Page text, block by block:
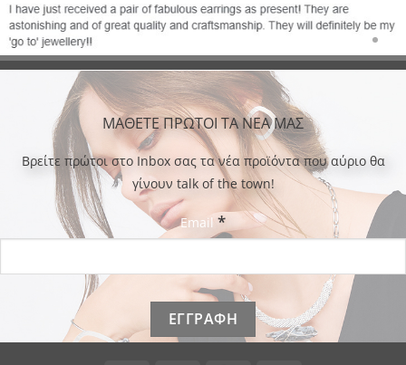
ΜΑΘΕΤΕ ΠΡΩΤΟΙ ΤΑ ΝΕΑ ΜΑΣ
Bρείτε πρώτοι στο Inbox σας τα νέα προϊόντα που αύριο θα
γίνουν talk of the town!
Email *